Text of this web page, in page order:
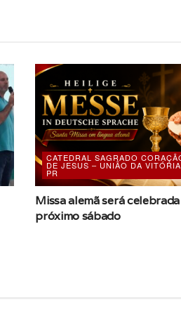
CATEDRAL SAGRADO
DE JESUS – UNIÃO DA
PR
Missa alemã será
próximo sábado